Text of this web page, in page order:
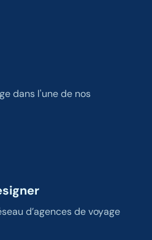
dans l'une de nos
d’agences de voyage